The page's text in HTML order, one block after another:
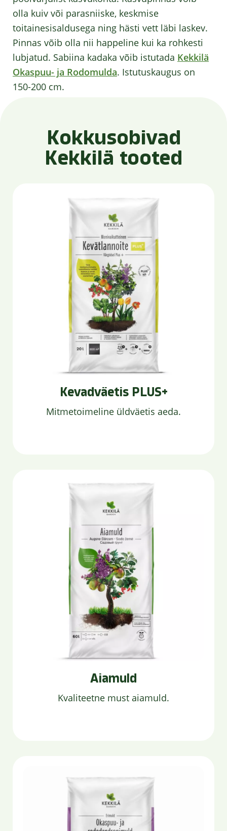
olla kuiv või parasniiske, keskmise
toitainesisaldusega ning hästi vett läbi laskev.
Pinnas võib olla nii happeline kui ka rohkesti
lubjatud. Sabiina kadaka võib istutada Kekkilä
Okaspuu- ja Rodomulda. Istutuskaugus on
150-200 cm.
Kokkusobivad
Kekkilä tooted
Kevadväetis PLUS+
Mitmetoimeline üldväetis aeda.
Aiamuld
Kvaliteetne must aiamuld.